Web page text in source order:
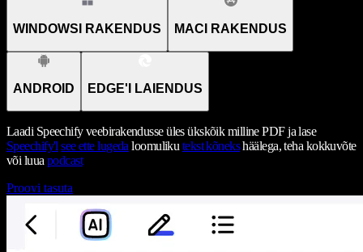
WINDOWSI RAKENDUS MACI RAKENDUS
ANDROID EDGE'I LAIENDUS
Laadi Speechify veebirakendusse üles ükskõik milline PDF ja lase
Speechify'l see ette lugeda loomuliku tekst kõnekshäälega, teha kokkuvõte
või luua podcast
Proovi tasuta